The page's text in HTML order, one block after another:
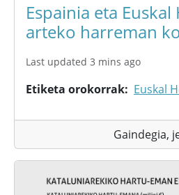
Espainia eta
arteko harreman
Last updated 3 mins ago
Etiketa orokorrak Euskal
Gaindegia,